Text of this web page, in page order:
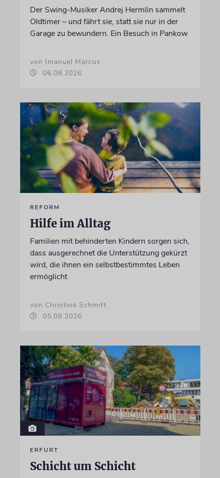
Der Swing-Musiker Andrej Hermlin sammelt
Oldtimer – und fährt sie, statt sie nur in der
Garage zu bewundern. Ein Besuch in Pankow
von Imanuel Marcus
06.08.2026
REFORM
Hilfe im Alltag
Familien mit behinderten Kindern sorgen sich,
dass ausgerechnet die Unterstützung gekürzt
wird, die ihnen ein selbstbestimmtes Leben
ermöglicht
von Christine Schmitt
05.08.2026
ERFURT
Schicht um Schicht